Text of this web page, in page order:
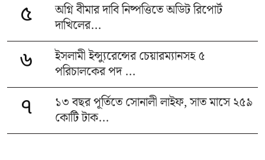
৫
অগ্নি বীমার দাবি নিষ্পত্তিতে অডিট রিপোর্ট
দাখিলের...
৬
ইসলামী ইন্স্যুরেন্সের চেয়ারম্যানসহ ৫
পরিচালকের পদ ...
৭
১৩ বছর পূর্তিতে সোনালী লাইফ, সাত মাসে ২৫৯
কোটি টাক...